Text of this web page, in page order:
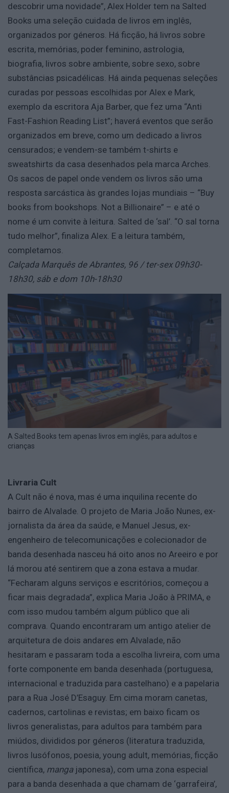
descobrir uma novidade”, Alex Holder tem na Salted
Books uma seleção cuidada de livros em inglês,
organizados por géneros. Há ficção, há livros sobre
escrita, memórias, poder feminino, astrologia,
biografia, livros sobre ambiente, sobre sexo, sobre
substâncias psicadélicas. Há ainda pequenas seleções
curadas por pessoas escolhidas por Alex e Mark,
exemplo da escritora Aja Barber, que fez uma “Anti
Fast-Fashion Reading List”; haverá eventos que serão
organizados em breve, como um dedicado a livros
censurados; e vendem-se também t-shirts e
sweatshirts da casa desenhados pela marca Arches.
Os sacos de papel onde vendem os livros são uma
resposta sarcástica às grandes lojas mundiais – “Buy
books from bookshops. Not a Billionaire” – e até o
nome é um convite à leitura. Salted de ‘sal’. “O sal torna
tudo melhor”, finaliza Alex. E a leitura também,
completamos.
Calçada Marquês de Abrantes, 96 / ter-sex 09h30-
18h30, sáb e dom 10h-18h30
A Salted Books tem apenas livros em inglês, para adultos e
crianças
Livraria Cult
A Cult não é nova, mas é uma inquilina recente do
bairro de Alvalade. O projeto de Maria João Nunes, ex-
jornalista da área da saúde, e Manuel Jesus, ex-
engenheiro de telecomunicações e colecionador de
banda desenhada nasceu há oito anos no Areeiro e por
lá morou até sentirem que a zona estava a mudar.
“Fecharam alguns serviços e escritórios, começou a
ficar mais degradada”, explica Maria João à PRIMA, e
com isso mudou também algum público que ali
comprava. Quando encontraram um antigo atelier de
arquitetura de dois andares em Alvalade, não
hesitaram e passaram toda a escolha livreira, com uma
forte componente em banda desenhada (portuguesa,
internacional e traduzida para castelhano) e a papelaria
para a Rua José D’Esaguy. Em cima moram canetas,
cadernos, cartolinas e revistas; em baixo ficam os
livros generalistas, para adultos para também para
miúdos, divididos por géneros (literatura traduzida,
livros lusófonos, poesia, young adult, memórias, ficção
científica, manga japonesa), com uma zona especial
para a banda desenhada a que chamam de ‘garrafeira’,